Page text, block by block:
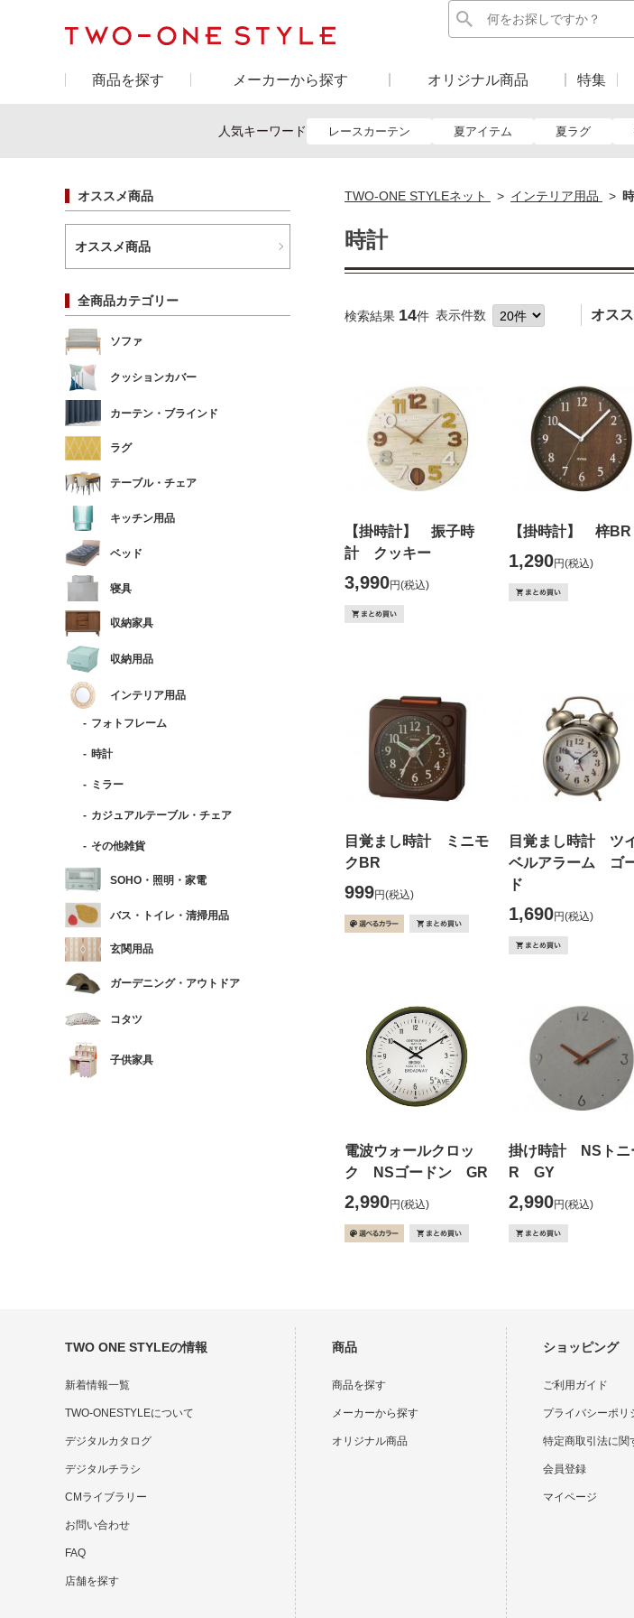
商品を探す メーカーから探す オリジナル商品 特集
人気キーワード レースカーテン 夏アイテム 夏ラグ
TWO-ONE STYLEネット インテリア用品
時計
検索結果 14件 表示件数 オス
【掛時計】 振子時
計 クッキー
3,990円(税込)
【掛時計】 梓BR
1,290円(税込)
目覚まし時計 ミニモ
クBR
999円(税込)
目覚まし時計 ツ
ベルアラーム ゴ
ド
1,690円(税込)
電波ウォールクロッ
ク NSゴードン GR
2,990円(税込)
掛け時計 NSトニ
R GY
2,990円(税込)
オススメ商品
オススメ商品
全商品カテゴリー
ソファ
クッションカバー
カーテン・ブラインド
ラグ
テーブル・チェア
キッチン用品
ベッド
寝具
収納家具
収納用品
インテリア用品
フォトフレーム
時計
ミラー
カジュアルテーブル・チェア
その他雑貨
SOHO・照明・家電
バス・トイレ・清掃用品
玄関用品
ガーデニング・アウトドア
コタツ
子供家具
TWO ONE STYLEの情報
新着情報一覧
TWO-ONESTYLEについて
デジタルカタログ
デジタルチラシ
CMライブラリー
お問い合わせ
FAQ
店舗を探す
商品
商品を探す
メーカーから探す
オリジナル商品
ショッピング
ご利用ガイド
プライバシーポリ
特定商取引法に関
会員登録
マイページ